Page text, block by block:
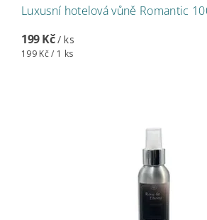
Luxusní hotelová vůně Romantic
199 Kč/ ks
199 Kč / 1 ks